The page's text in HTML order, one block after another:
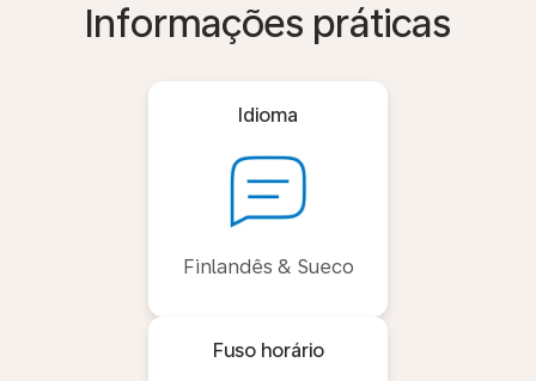
Informações práticas
Idioma
Finlandês & Sueco
Fuso horário